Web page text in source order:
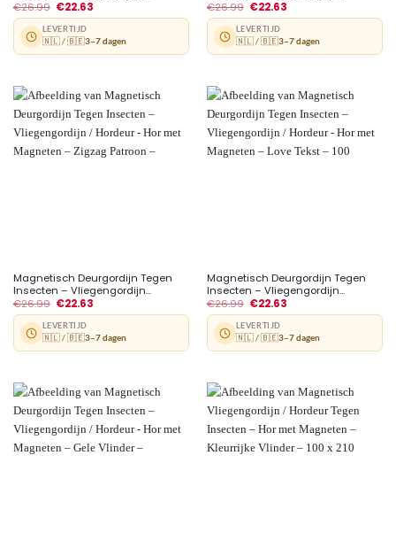
€26.99 €22.63
LEVERTIJD
🇳🇱 / 🇧🇪3–7 dagen
€26.99 €22.63
LEVERTIJD
🇳🇱 / 🇧🇪3–7 dagen
Magnetisch Deurgordijn Tegen
Insecten – Vliegengordijn...
€26.99 €22.63
LEVERTIJD
🇳🇱 / 🇧🇪3–7 dagen
Magnetisch Deurgordijn Tegen
Insecten – Vliegengordijn...
€26.99 €22.63
LEVERTIJD
🇳🇱 / 🇧🇪3–7 dagen